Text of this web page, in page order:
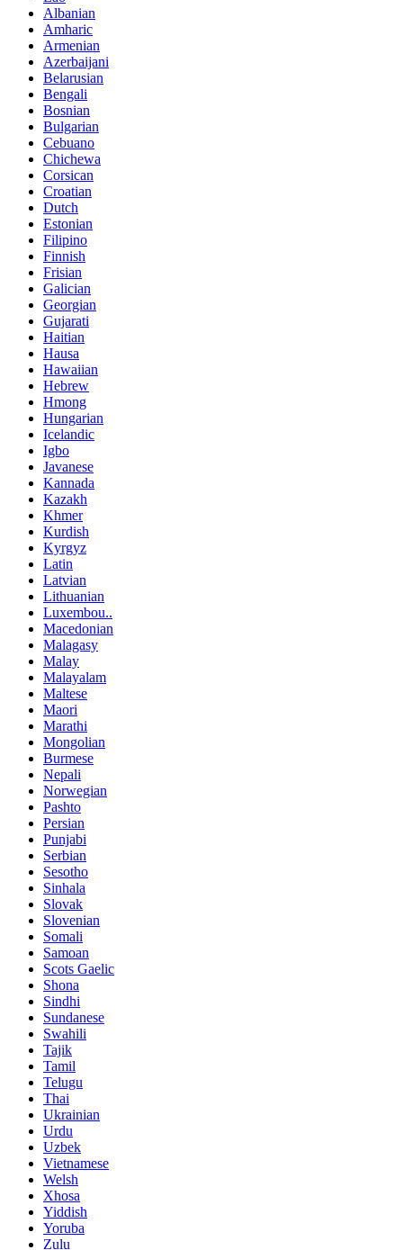
Albanian
Amharic
Armenian
Azerbaijani
Belarusian
Bengali
Bosnian
Bulgarian
Cebuano
Chichewa
Corsican
Croatian
Dutch
Estonian
Filipino
Finnish
Frisian
Galician
Georgian
Gujarati
Haitian
Hausa
Hawaiian
Hebrew
Hmong
Hungarian
Icelandic
Igbo
Javanese
Kannada
Kazakh
Khmer
Kurdish
Kyrgyz
Latin
Latvian
Lithuanian
Luxembou..
Macedonian
Malagasy
Malay
Malayalam
Maltese
Maori
Marathi
Mongolian
Burmese
Nepali
Norwegian
Pashto
Persian
Punjabi
Serbian
Sesotho
Sinhala
Slovak
Slovenian
Somali
Samoan
Scots Gaelic
Shona
Sindhi
Sundanese
Swahili
Tajik
Tamil
Telugu
Thai
Ukrainian
Urdu
Uzbek
Vietnamese
Welsh
Xhosa
Yiddish
Yoruba
Zulu